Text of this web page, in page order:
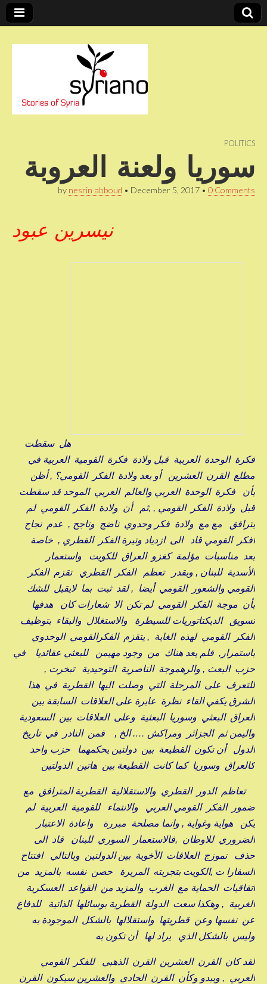
syriano POLITICS
سوريا ولعنة العروبة
by nesrin abboud • December 5, 2017 • 0 Comments
نيسرين عبود
هل سقطت
فكرة الوحدة العربية قبل ولادة فكرة القومية العربية في
مطلع القرن العشرين أو بعد ولادة الفكر القومي؟ , أظن
بأن فكرة الوحدة العربي والعالم العربي الموحد قد سقطت
قبل ولادة الفكر القومي , ,ثم أن ولادة الفكر القومي لم
يترافق مع مع ولادة فكر وحدوي ناضج وناجح , عدم نجاح
افكر القومي قاد الى ازدياد وتيرة الفكر القطري , خاصة
بعد مناسبات مؤلمة كغزو العراق للكويت واستعمار
الأسدية للبنان , وبقدر تعظم الفكر القطري تقزم الفكر
القومي والشعور القومي أيضا , لقد ثبت بما لايقبل للشك
بأن موجة الفكر القومي لم تكن الا شعارات كان هدفها
تسويق الديكتاتوريات للسيطرة والاستغلال والبقاء بتوظيف
الفكر القومي لهذه الغاية , يتقزم الفكرالقومي الوحدوي
باستمرار, فلم يعد هناك من وجود مهيمن للبعثي عقائديا في
حزب البعث , والرهموجة الناصرية التوحيدية تبخرت ,
للتعرف على المرحلة التي وصلت اليها القطرية في هذا
الشرق يكفي القاء نظرة عابرة على العلاقات السابقة بين
العراق البعثي وسوريا البعثية وعلى العلاقات بين السعودية
واليمن ثم الجزائر ومراكش …. الخ , فمن النادر في تاريخ
الدول أن تكون القطيعة بين دولتين يحكمهما حزب واحد
كالعراق وسوريا كما كانت القطيعة بين هاتين الدولتين
تعاظم الدور القطري والاستقلالية القطرية المترافق مع
ضمور الفكر القومي العربي والانتماء للقومية العربية لم
يكن هواية وغواية , وانما مصلحة مبررة واعادة الاعتبار
الضروري للاوطان ,فالاستعمار السوري للبنان قاد الى
حذف نموزج العلاقات الأخوية بين الدولتين وبالتالي افتتاح
السفارا ت ,الكويت بتجربته المريرة حصن نفسه بالمزيد من
اتفاقيات الحماية مع الغرب والمزيد من القواعد العسكرية
الغربية , وهكذا سعت الدولة القطرية بوسائلها الذاتية للدفاع
عن نفسها وعن قطريتها واستقلالها بالشكل الموجودة به
وليس بالشكل الذي يراد لها أن تكون به
لقد كان القرن العشرين القرن الذهبي للفكر القومي
العربي , ويبدو وكأن القرن الحادي والعشرين سيكون القرن